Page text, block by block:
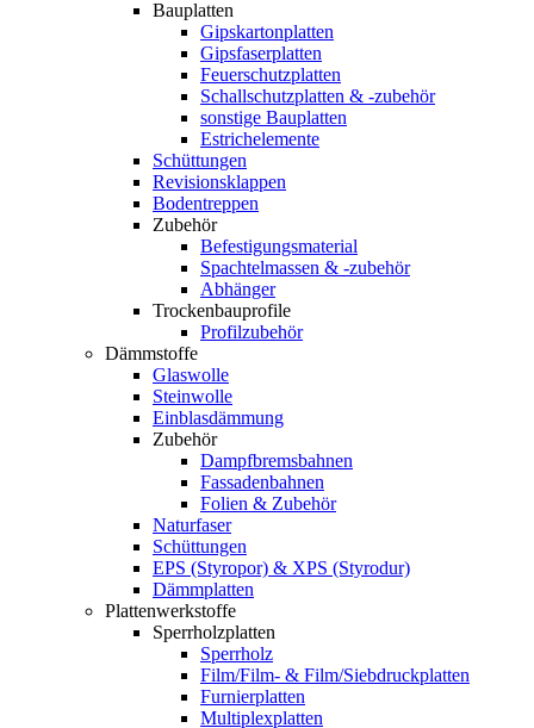
Bauplatten
Gipskartonplatten
Gipsfaserplatten
Feuerschutzplatten
Schallschutzplatten & -zubehör
sonstige Bauplatten
Estrichelemente
Schüttungen
Revisionsklappen
Bodentreppen
Zubehör
Befestigungsmaterial
Spachtelmassen & -zubehör
Abhänger
Trockenbauprofile
Profilzubehör
Dämmstoffe
Glaswolle
Steinwolle
Einblasdämmung
Zubehör
Dampfbremsbahnen
Fassadenbahnen
Folien & Zubehör
Naturfaser
Schüttungen
EPS (Styropor) & XPS (Styrodur)
Dämmplatten
Plattenwerkstoffe
Sperrholzplatten
Sperrholz
Film/Film- & Film/Siebdruckplatten
Furnierplatten
Multiplexplatten